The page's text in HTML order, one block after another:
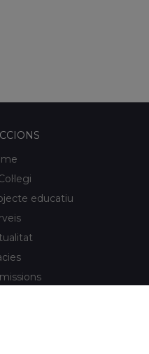
educatiu